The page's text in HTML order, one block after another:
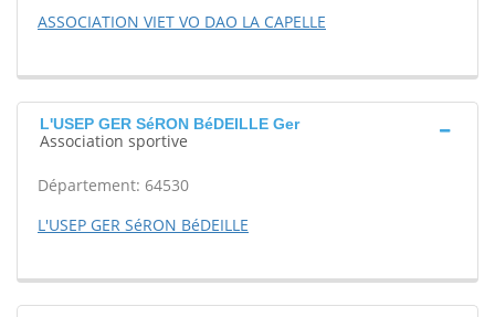
ASSOCIATION VIET VO DAO LA CAPELLE
L'USEP GER SéRON BéDEILLE Ger
Association sportive
Département: 64530
L'USEP GER SéRON BéDEILLE